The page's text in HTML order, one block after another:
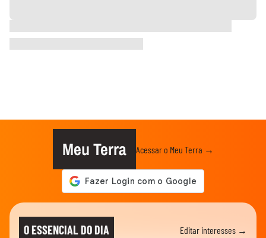
Meu Terra Acessar o Meu Terra →
O ESSENCIAL DO DIA Editar interesses →